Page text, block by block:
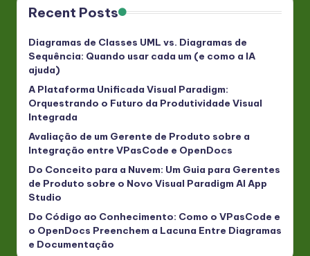
Recent Posts
Diagramas de Classes UML vs. Diagramas de
Sequência: Quando usar cada um (e como a IA
ajuda)
A Plataforma Unificada Visual Paradigm:
Orquestrando o Futuro da Produtividade Visual
Integrada
Avaliação de um Gerente de Produto sobre a
Integração entre VPasCode e OpenDocs
Do Conceito para a Nuvem: Um Guia para Gerentes
de Produto sobre o Novo Visual Paradigm AI App
Studio
Do Código ao Conhecimento: Como o VPasCode e
o OpenDocs Preenchem a Lacuna Entre Diagramas
e Documentação